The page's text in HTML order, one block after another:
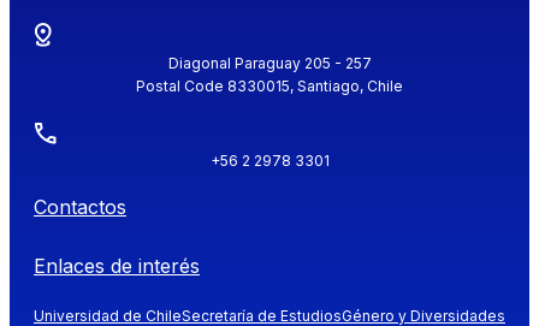
Diagonal Paraguay 205 - 257
Postal Code 8330015, Santiago, Chile
+56 2 2978 3301
Contactos
Enlaces de interés
Universidad de ChileSecretaría de EstudiosGénero y Diversidades